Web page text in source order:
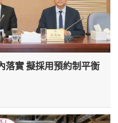
落實 擬採用預約制平衡